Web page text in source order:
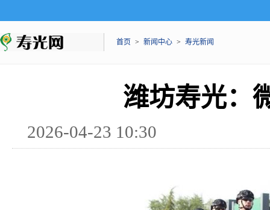
首页 > 新闻中心 > 寿光新闻
潍坊寿光：
2026-04-23 10:30